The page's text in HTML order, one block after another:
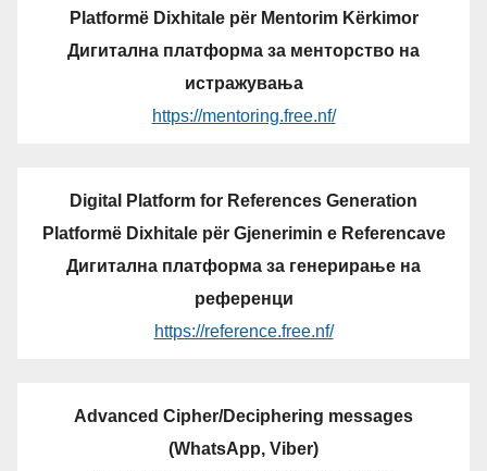
Platformë Dixhitale për Mentorim Kërkimor
Дигитална платформа за менторство на
истражувања
https://mentoring.free.nf/
Digital Platform for References Generation
Platformë Dixhitale për Gjenerimin e Referencave
Дигитална платформа за генерирање на
референци
https://reference.free.nf/
Advanced Cipher/Deciphering messages
(WhatsApp, Viber)